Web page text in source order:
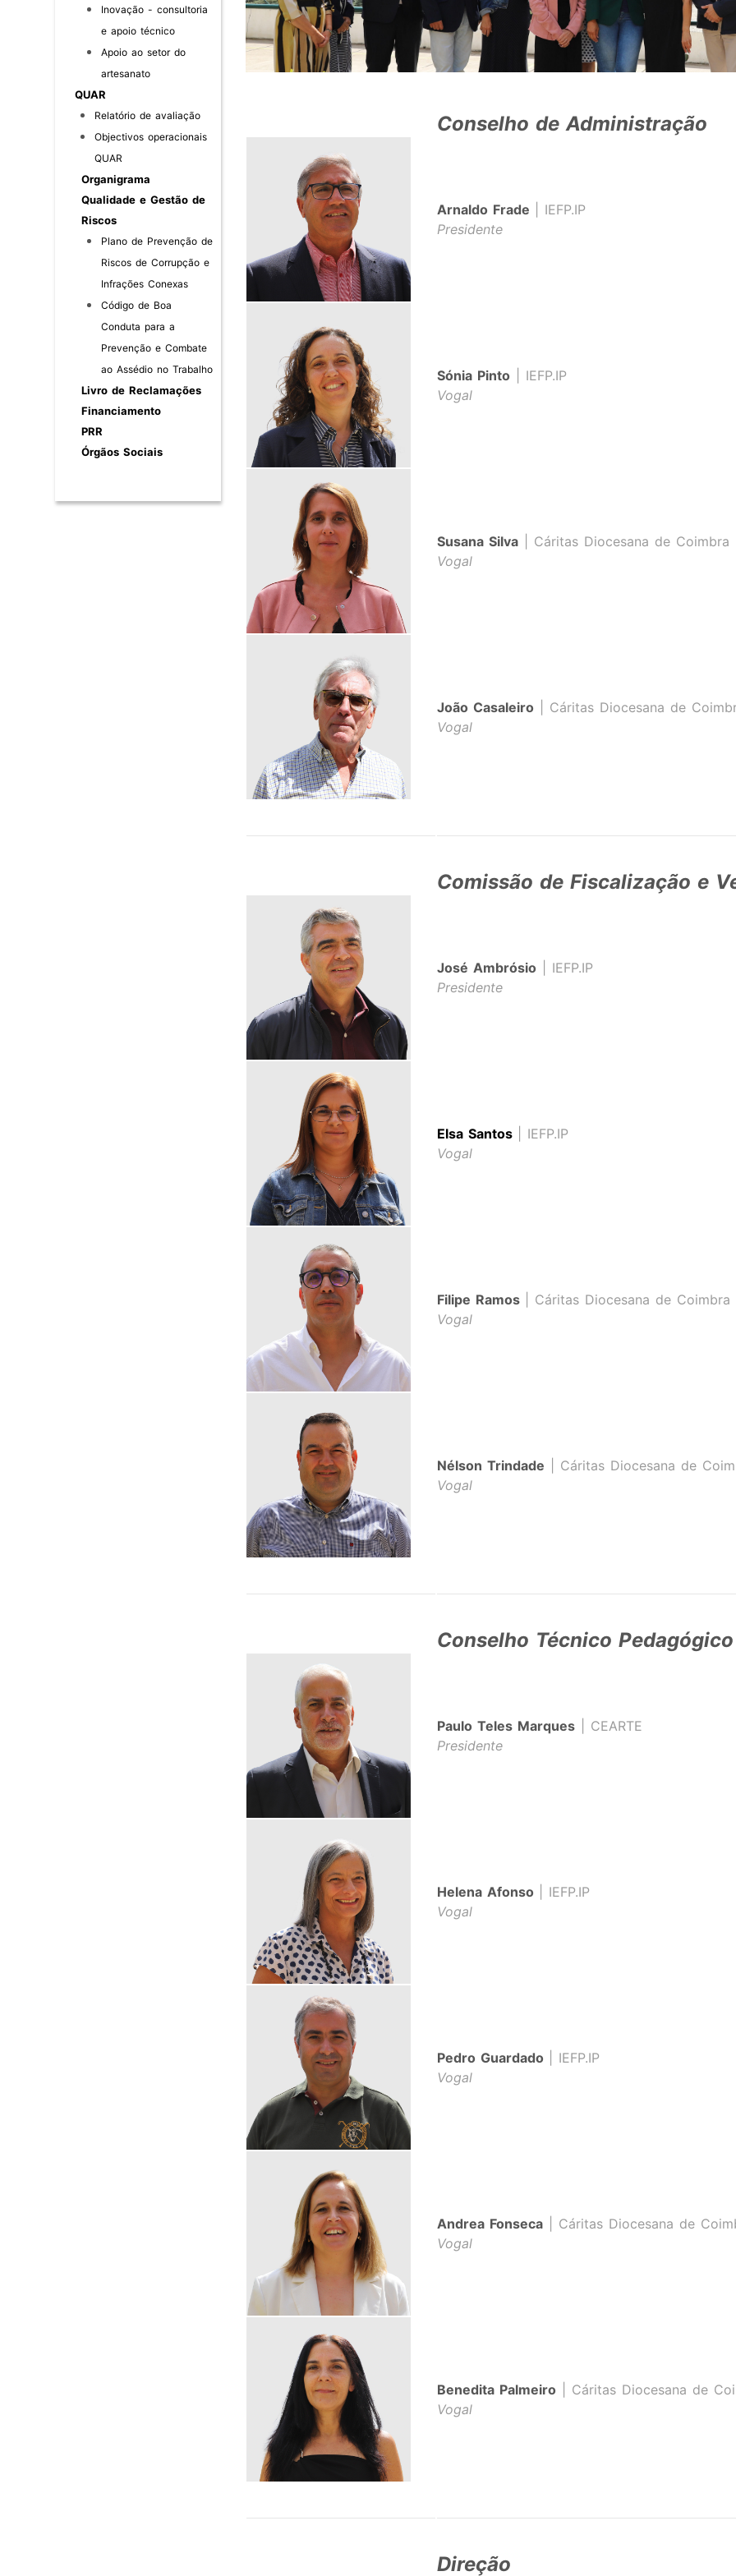
Inovação - consultoria
e apoio técnico
Apoio ao setor do
artesanato
QUAR
Relatório de avaliação
Objectivos operacionais
QUAR
Organigrama
Qualidade e Gestão de
Riscos
Plano de Prevenção de
Riscos de Corrupção e
Infrações Conexas
Código de Boa
Conduta para a
Prevenção e Combate
ao Assédio no Trabalho
Livro de Reclamações
Financiamento
PRR
Órgãos Sociais
Conselho de Administração
Arnaldo Frade
| IEFP.IP
Presidente
Sónia Pinto
| IEFP.IP
Vogal
Susana Silva| Cáritas Diocesana de Coimbra
Vogal
João Casaleiro| Cáritas Diocesana de
Vogal
Comissão de Fiscalização e
José Ambrósio
| IEFP.IP
Presidente
Elsa Santos
| IEFP.IP
Vogal
Filipe Ramos
| Cáritas Diocesana de Coimbra
Vogal
Nélson Trindade | Cáritas Diocesana de
Vogal
Conselho Técnico Pedagógico
Paulo Teles Marques| CEARTE
Presidente
Helena Afonso
| IEFP.IP
Vogal
Pedro Guardado
| IEFP.IP
Vogal
Andrea Fonseca| Cáritas Diocesana de
Vogal
Benedita Palmeiro| Cáritas Diocesana de
Vogal
Direção